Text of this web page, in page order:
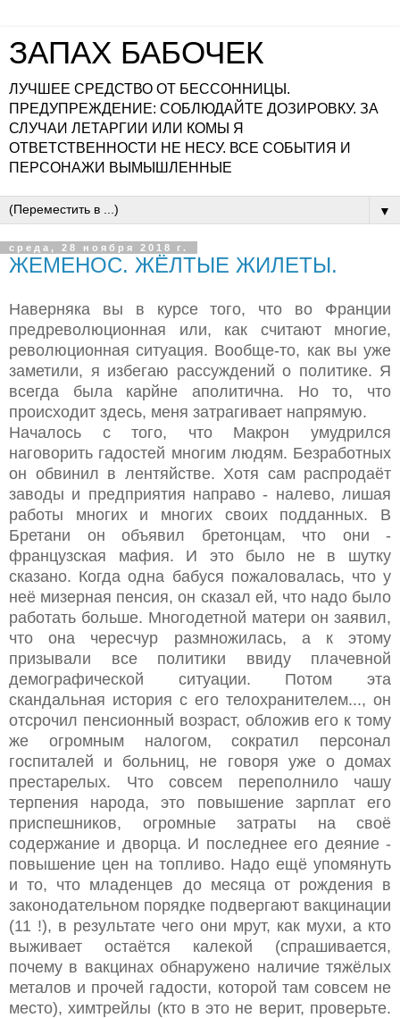
ЗАПАХ БАБОЧЕК
ЛУЧШЕЕ СРЕДСТВО ОТ БЕССОННИЦЫ.
ПРЕДУПРЕЖДЕНИЕ: СОБЛЮДАЙТЕ ДОЗИРОВКУ. ЗА
СЛУЧАИ ЛЕТАРГИИ ИЛИ КОМЫ Я
ОТВЕТСТВЕННОСТИ НЕ НЕСУ. ВСЕ СОБЫТИЯ И
ПЕРСОНАЖИ ВЫМЫШЛЕННЫЕ
▼
среда, 28 ноября 2018 г.
ЖЕМЕНОС. ЖЁЛТЫЕ ЖИЛЕТЫ.
Наверняка вы в курсе того, что во Франции
предреволюционная или, как считают многие,
революционная ситуация. Вообще-то, как вы уже
заметили, я избегаю рассуждений о политике. Я
всегда была карйне аполитична. Но то, что
происходит здесь, меня затрагивает напрямую.
Началось с того, что Макрон умудрился
наговорить гадостей многим людям. Безработных
он обвинил в лентяйстве. Хотя сам распродаёт
заводы и предприятия направо - налево, лишая
работы многих и многих своих подданных. В
Бретани он объявил бретонцам, что они -
французская мафия. И это было не в шутку
сказано. Когда одна бабуся пожаловалась, что у
неё мизерная пенсия, он сказал ей, что надо было
работать больше. Многодетной матери он заявил,
что она чересчур размножилась, а к этому
призывали все политики ввиду плачевной
демографической ситуации. Потом эта
скандальная история с его телохранителем..., он
отсрочил пенсионный возраст, обложив его к тому
же огромным налогом, сократил персонал
госпиталей и больниц, не говоря уже о домах
престарелых. Что совсем переполнило чашу
терпения народа, это повышение зарплат его
приспешников, огромные затраты на своё
содержание и дворца. И последнее его деяние -
повышение цен на топливо. Надо ещё упомянуть
и то, что младенцев до месяца от рождения в
законодательном порядке подвергают вакцинации
(11 !), в результате чего они мрут, как мухи, а кто
выживает остаётся калекой (спрашивается,
почему в вакцинах обнаружено наличие тяжёлых
металов и прочей гадости, которой там совсем не
место), химтрейлы (кто в это не верит, проверьте.